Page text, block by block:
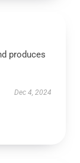
produces
Dec 4, 2024